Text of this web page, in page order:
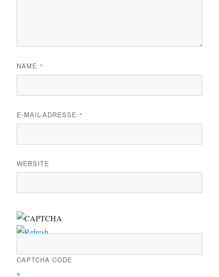
NAME *
E-MAIL-ADRESSE *
WEBSITE
CAPTCHA CODE
*